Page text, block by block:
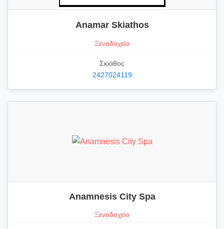
Anamar Skiathos
Ξενοδοχείο
Σκιάθος
2427024119
Anamnesis City Spa
Ξενοδοχείο